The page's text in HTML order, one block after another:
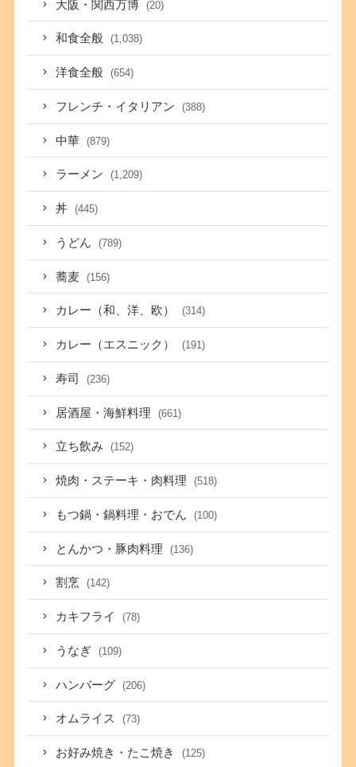
大阪・関西万博 (20)
和食全般 (1,038)
洋食全般 (654)
フレンチ・イタリアン (388)
中華 (879)
ラーメン (1,209)
丼 (445)
うどん (789)
蕎麦 (156)
カレー（和、洋、欧） (314)
カレー（エスニック） (191)
寿司 (236)
居酒屋・海鮮料理 (661)
立ち飲み (152)
焼肉・ステーキ・肉料理 (518)
もつ鍋・鍋料理・おでん (100)
とんかつ・豚肉料理 (136)
割烹 (142)
カキフライ (78)
うなぎ (109)
ハンバーグ (206)
オムライス (73)
お好み焼き・たこ焼き (125)